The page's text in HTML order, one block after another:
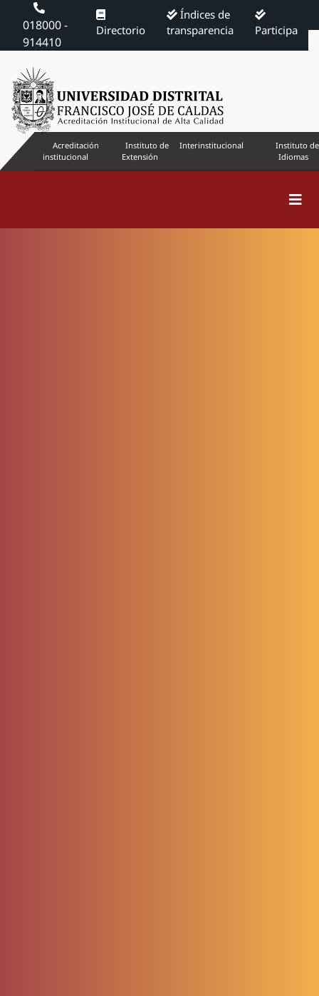
018000 -
914410
Directorio
Índices de
transparencia
Participa
Acreditación
institucional
Instituto de
Extensión
Interinstitucional
Instituto de
Idiomas